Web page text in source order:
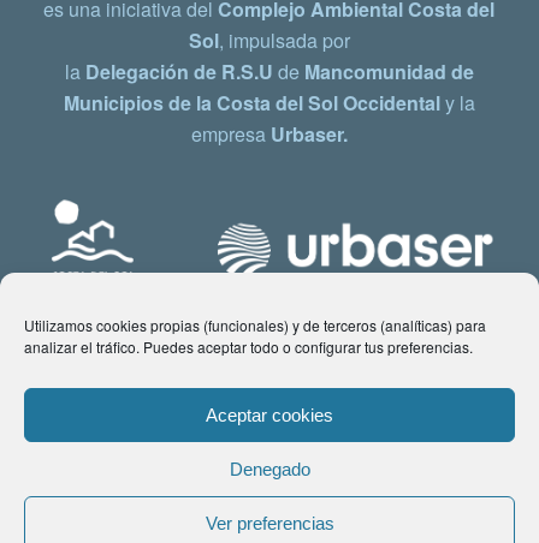
Utilizamos cookies propias (funcionales) y de terceros (analíticas) para
analizar el tráfico. Puedes aceptar todo o configurar tus preferencias.
Aceptar cookies
Denegado
Ver preferencias
es una iniciativa delComplejo Ambiental Costa del
Sol, impulsada por
la Delegación de R.S.U de Mancomunidad de
Municipios de la Costa del Sol Occidentaly la
empresa Urbaser.
© Copyright 2021 www.costadelsol.eco. Todos los derechos reservados |